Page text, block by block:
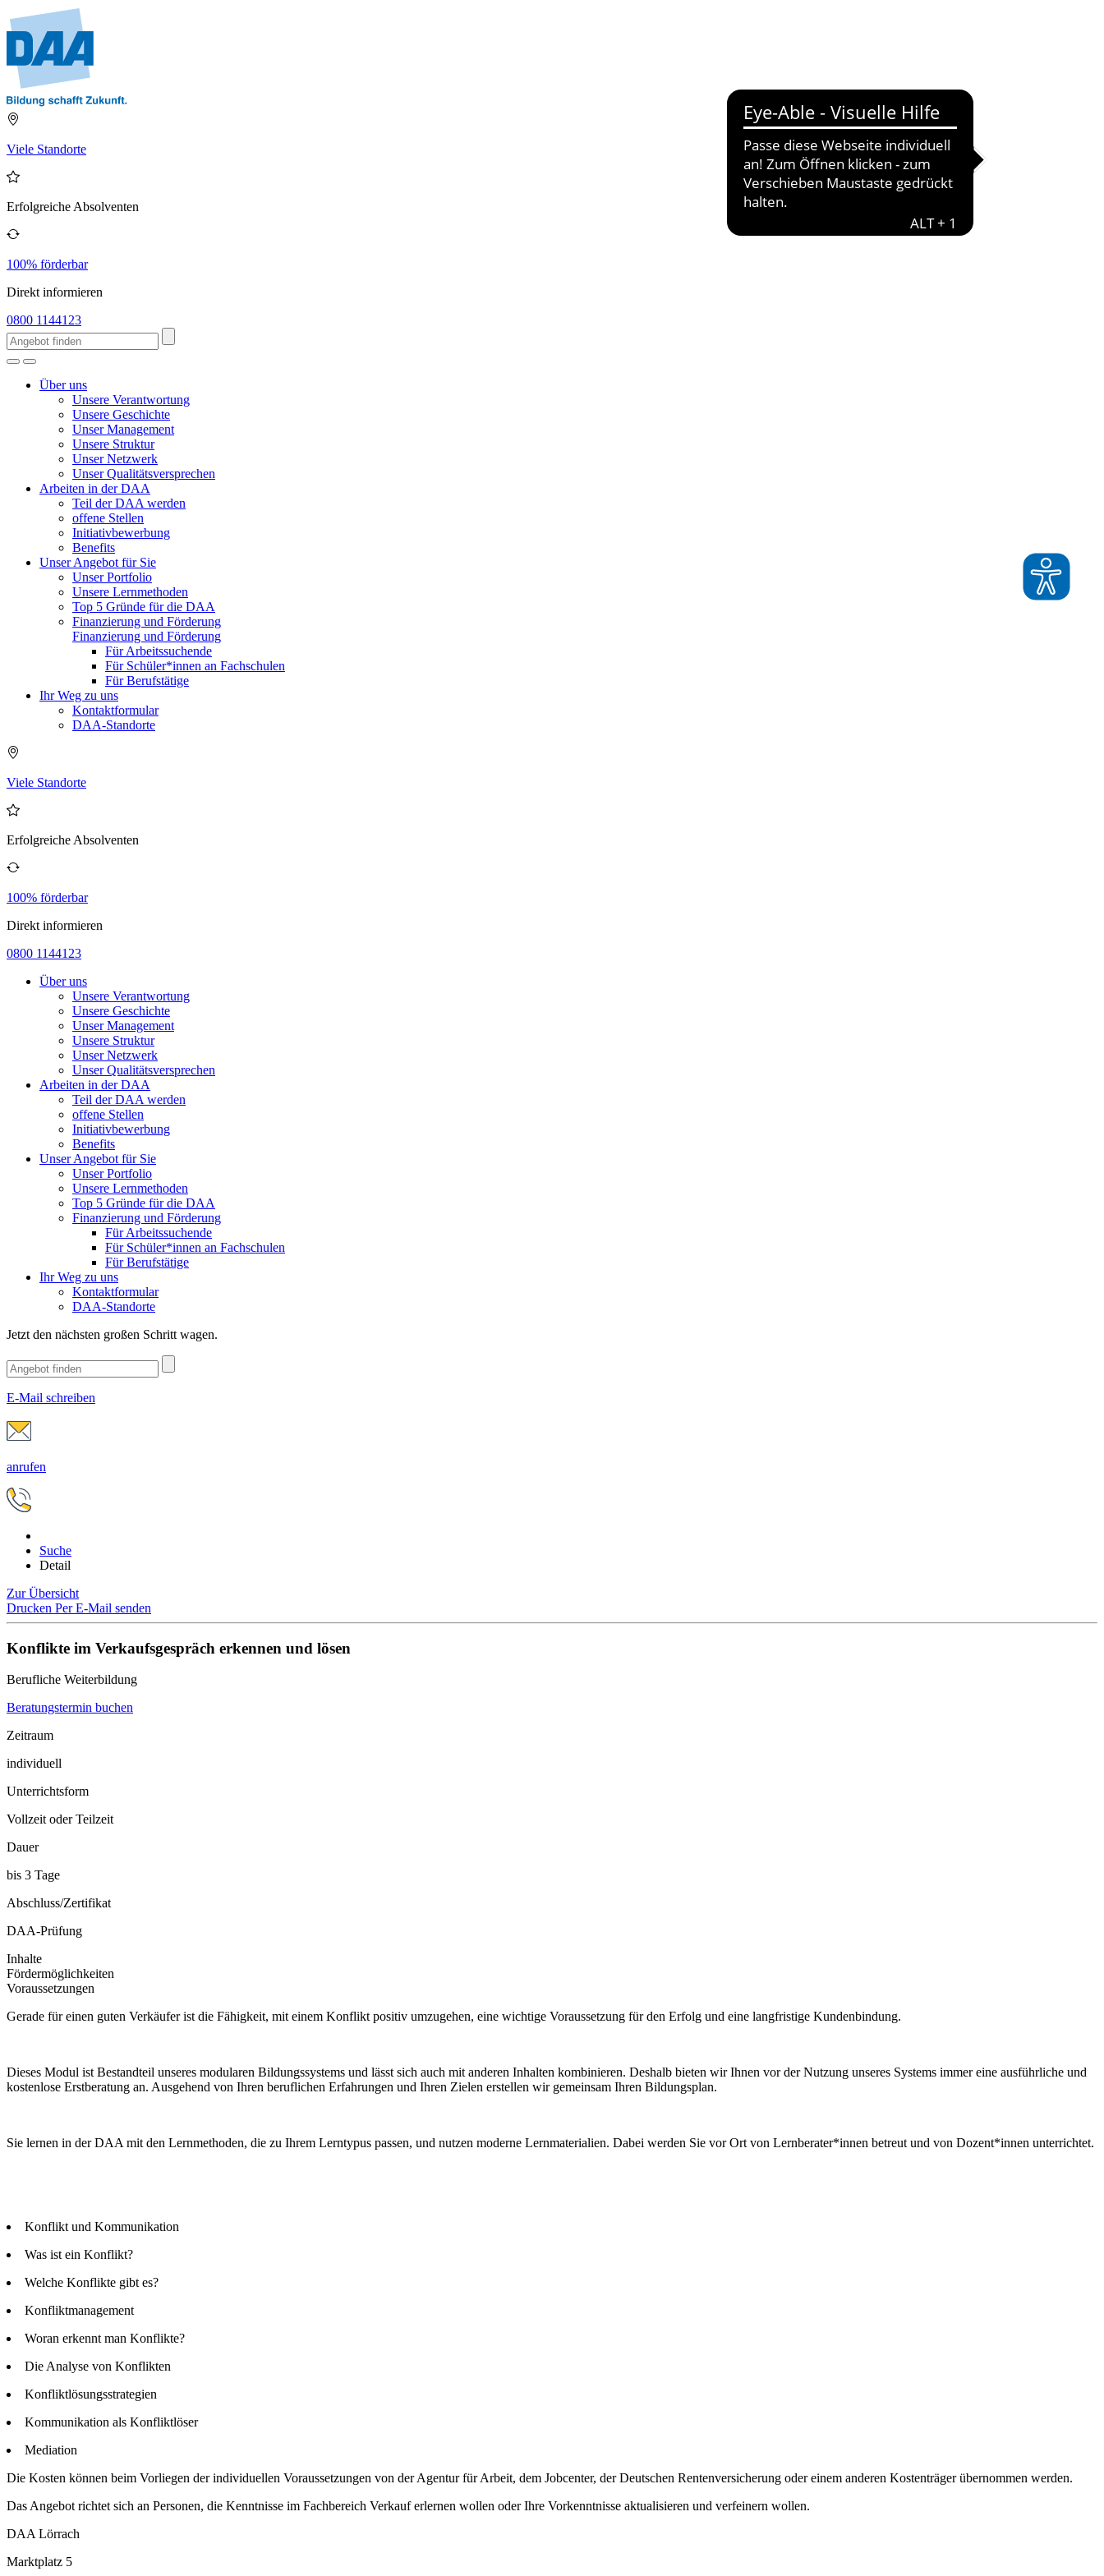
Viele Standorte
Erfolgreiche Absolventen
100% förderbar
Direkt informieren
0800 1144123
Über uns
Unsere Verantwortung
Unsere Geschichte
Unser Management
Unsere Struktur
Unser Netzwerk
Unser Qualitätsversprechen
Arbeiten in der DAA
Teil der DAA werden
offene Stellen
Initiativbewerbung
Benefits
Unser Angebot für Sie
Unser Portfolio
Unsere Lernmethoden
Top 5 Gründe für die DAA
Finanzierung und Förderung
Finanzierung und Förderung
Für Arbeitssuchende
Für Schüler*innen an Fachschulen
Für Berufstätige
Ihr Weg zu uns
Kontaktformular
DAA-Standorte
Viele Standorte
Erfolgreiche Absolventen
100% förderbar
Direkt informieren
0800 1144123
Über uns
Unsere Verantwortung
Unsere Geschichte
Unser Management
Unsere Struktur
Unser Netzwerk
Unser Qualitätsversprechen
Arbeiten in der DAA
Teil der DAA werden
offene Stellen
Initiativbewerbung
Benefits
Unser Angebot für Sie
Unser Portfolio
Unsere Lernmethoden
Top 5 Gründe für die DAA
Finanzierung und Förderung
Für Arbeitssuchende
Für Schüler*innen an Fachschulen
Für Berufstätige
Ihr Weg zu uns
Kontaktformular
DAA-Standorte
Jetzt den nächsten großen Schritt wagen.
E-Mail schreiben
anrufen
Suche
Detail
Zur Übersicht
Drucken Per E-Mail senden
Konflikte im Verkaufsgespräch erkennen und lösen
Berufliche Weiterbildung
Beratungstermin buchen
Zeitraum
individuell
Unterrichtsform
Vollzeit oder Teilzeit
Dauer
bis 3 Tage
Abschluss/Zertifikat
DAA-Prüfung
Inhalte
Fördermöglichkeiten
Voraussetzungen
Gerade für einen guten Verkäufer ist die Fähigkeit, mit einem Konflikt positiv umzugehen, eine wichtige Voraussetzung für den Erfolg und eine langfristige Kundenbindung.
Dieses Modul ist Bestandteil unseres modularen Bildungssystems und lässt sich auch mit anderen Inhalten kombinieren. Deshalb bieten wir Ihnen vor der Nutzung unseres Systems immer eine ausführliche und
kostenlose Erstberatung an. Ausgehend von Ihren beruflichen Erfahrungen und Ihren Zielen erstellen wir gemeinsam Ihren Bildungsplan.
Sie lernen in der DAA mit den Lernmethoden, die zu Ihrem Lerntypus passen, und nutzen moderne Lernmaterialien. Dabei werden Sie vor Ort von Lernberater*innen betreut und von Dozent*innen unterrichtet.
Konflikt und Kommunikation
Was ist ein Konflikt?
Welche Konflikte gibt es?
Konfliktmanagement
Woran erkennt man Konflikte?
Die Analyse von Konflikten
Konfliktlösungsstrategien
Kommunikation als Konfliktlöser
Mediation
Die Kosten können beim Vorliegen der individuellen Voraussetzungen von der Agentur für Arbeit, dem Jobcenter, der Deutschen Rentenversicherung oder einem anderen Kostenträger übernommen werden.
Das Angebot richtet sich an Personen, die Kenntnisse im Fachbereich Verkauf erlernen wollen oder Ihre Vorkenntnisse aktualisieren und verfeinern wollen.
DAA Lörrach
Marktplatz 5